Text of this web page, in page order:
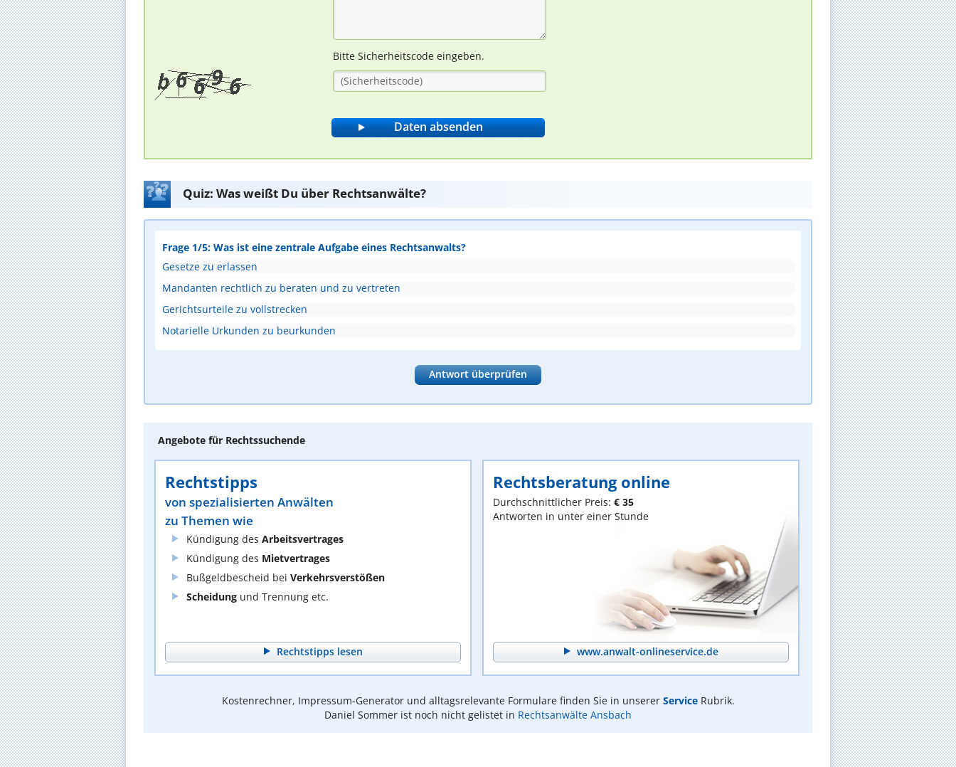
Bitte Sicherheitscode eingeben.
Quiz: Was weißt Du über Rechtsanwälte?
Frage 1/5: Was ist eine zentrale Aufgabe eines Rechtsanwalts?
Gesetze zu erlassen
Mandanten rechtlich zu beraten und zu vertreten
Gerichtsurteile zu vollstrecken
Notarielle Urkunden zu beurkunden
Antwort überprüfen
Angebote für Rechtssuchende
Rechtstipps
von spezialisierten Anwälten
zu Themen wie
Kündigung des Arbeitsvertrages
Kündigung des Mietvertrages
Bußgeldbescheid bei Verkehrsverstößen
Scheidung und Trennung etc.
Rechtstipps lesen
Rechtsberatung online
Durchschnittlicher Preis: € 35
Antworten in unter einer Stunde
www.anwalt-onlineservice.de
Kostenrechner, Impressum-Generator und alltagsrelevante Formulare finden Sie in unserer ServiceRubrik.
Daniel Sommer ist noch nicht gelistet in Rechtsanwälte Ansbach